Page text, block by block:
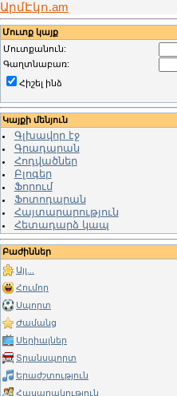
ԱրմԷկո.am
Մուտք կայք
Մուտքանուն:
Գաղտնաբառ:
Հիշել ինձ
Կայքի մենյուն
Գլխավոր էջ
Գրադարան
Հոդվածներ
Բլոգեր
Ֆորում
Ֆոտոդարան
Հայտարարություն
Հետադարձ կապ
Բաժիններ
Այլ...
Հումոր
Սպորտ
Ժամանց
Սերիալներ
Տրանսպորտ
Երաժշտություն
Հասարակություն